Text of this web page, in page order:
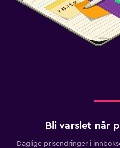
Bli varslet når
Daglige prisendringer i